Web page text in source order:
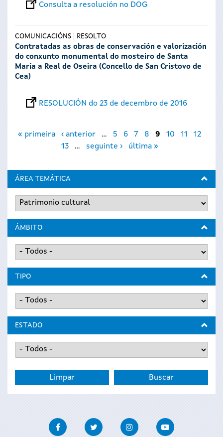
Consulta a resolución no DOG
COMUNICACIÓNS RESOLTO
Contratadas as obras de conservación e valorización
do conxunto monumental do mosteiro de Santa
María a Real de Oseira (Concello de San Cristovo de
Cea)
RESOLUCIÓN do 23 de decembro de 2016
Páxinas
« primeira ‹ anterior … 5 6 7 8 9 10 11
12
13
… seguinte › última »
ÁREA TEMÁTICA
ÁMBITO
TIPO
ESTADO
FacebookTwitter InstagramYoutube